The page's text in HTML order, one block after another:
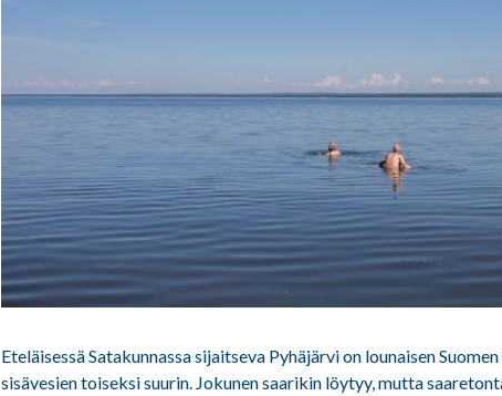
Eteläisessä Satakunnassa sijaitseva Pyhäjärvi on lounaisen
sisävesien toiseksi suurin. Jokunen saarikin löytyy, mutta